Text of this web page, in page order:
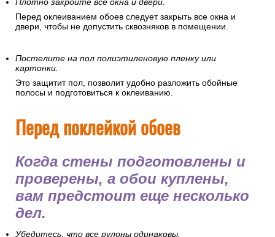
Плотно закройте все окна и двери.
Перед оклеиванием обоев следует закрыть все окна и
двери, чтобы не допустить сквозняков в помещении.
Постелите на пол полиэтиленовую пленку или
картонки.
Это защитит пол, позволит удобно разложить обойные
полосы и подготовиться к оклеиванию.
Перед поклейкой обоев
Когда стены подготовлены и
проверены, а обои куплены,
вам предстоит еще несколько
дел.
Убедитесь, что все рулоны одинаковы.